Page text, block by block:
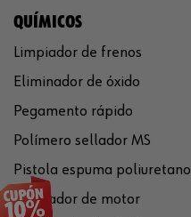
QUÍMICOS
Limpiador de frenos
Eliminador de óxido
Pegamento rápido
Polímero sellador MS
Pistola espuma poliuretano
Limpiador de motor